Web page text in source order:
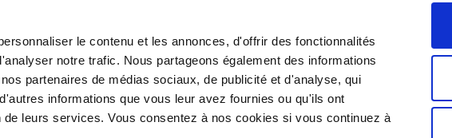
le contenu et les annonces, d'offrir des fonctionnalités
notre trafic. Nous partageons également des informations
partenaires de médias sociaux, de publicité et d'analyse, qui
informations que vous leur avez fournies ou qu'ils ont
leurs services. Vous consentez à nos cookies si vous continuez à